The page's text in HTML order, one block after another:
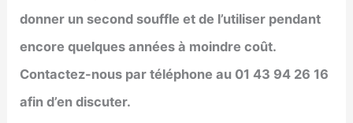
donner un second souffle et de l’utiliser pendant
encore quelques années à moindre coût.
Contactez-nous par téléphone au 01 43 94 26 16
afin d’en discuter.